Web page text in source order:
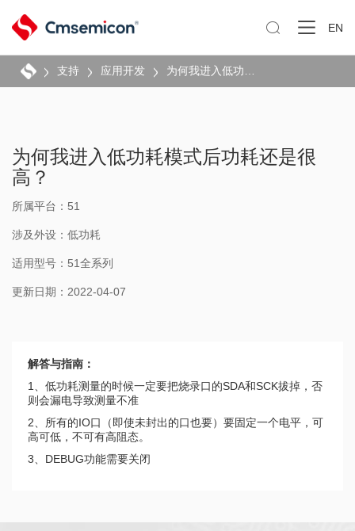
 EN
支持 应用开发
为何我进入低功耗模式后功耗还是很
高？
所属平台：51
涉及外设：低功耗
适用型号：51全系列
更新日期：2022-04-07
解答与指南：
1、低功耗测量的时候一定要把烧录口的SDA和SCK拔掉，否
则会漏电导致测量不准
2、所有的IO口（即使未封出的口也要）要固定一个电平，可
高可低，不可有高阻态。
3、DEBUG功能需要关闭